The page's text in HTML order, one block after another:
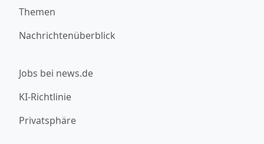
Themen
Nachrichtenüberblick
Jobs bei news.de
KI-Richtlinie
Privatsphäre